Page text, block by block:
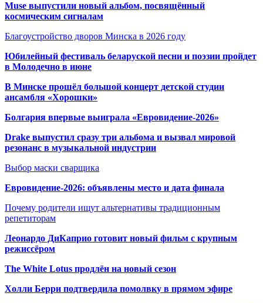
Muse выпустили новый альбом, посвящённый
космическим сигналам
Благоустройство дворов Минска в 2026 году
Юбилейный фестиваль беларуской песни и поэзии пройдет
в Молодечно в июне
В Минске прошёл большой концерт детской студии
ансамбля «Хорошки»
Болгария впервые выиграла «Евровидение-2026»
Drake выпустил сразу три альбома и вызвал мировой
резонанс в музыкальной индустрии
Выбор маски сварщика
Евровидение-2026: объявлены место и дата финала
Почему родители ищут альтернативы традиционным
репетиторам
Леонардо ДиКаприо готовит новый фильм с крупным
режиссёром
The White Lotus продлён на новый сезон
Холли Берри подтвердила помолвку в прямом эфире